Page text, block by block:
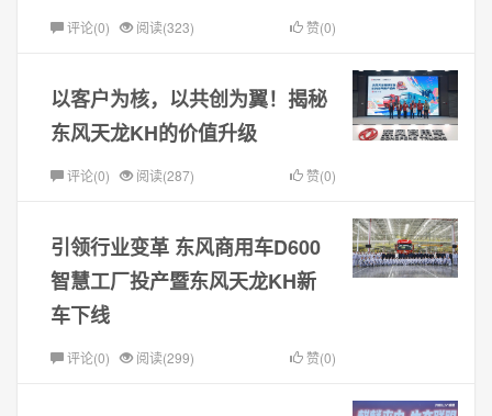
评论(0) 阅读(323) 赞(0)
以客户为核，以共创为翼！揭秘
东风天龙KH的价值升级
评论(0) 阅读(287) 赞(0)
引领行业变革 东风商用车D600
智慧工厂投产暨东风天龙KH新
车下线
评论(0) 阅读(299) 赞(0)